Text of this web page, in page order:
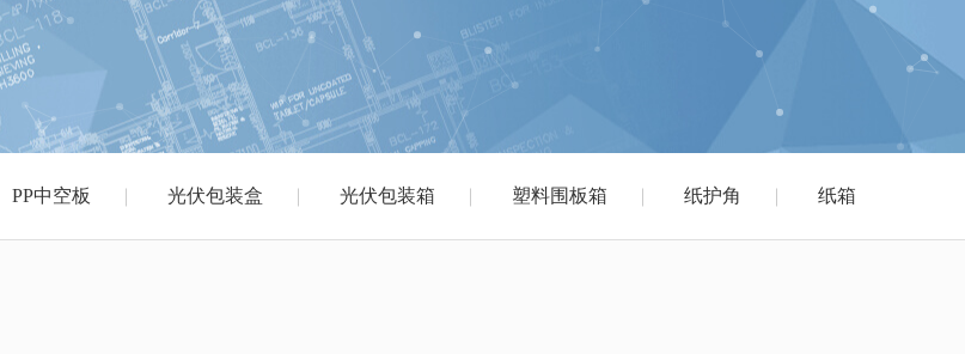
PP中空板 光伏包装盒 光伏包装箱 塑料围板箱 纸护角 纸箱